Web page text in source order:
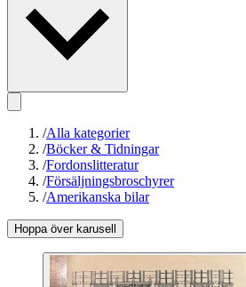
/Alla kategorier
/Böcker & Tidningar
/Fordonslitteratur
/Försäljningsbroschyrer
/Amerikanska bilar
Hoppa över karusell